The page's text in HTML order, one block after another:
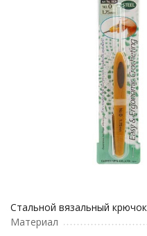
Стальной вязальный
Материал